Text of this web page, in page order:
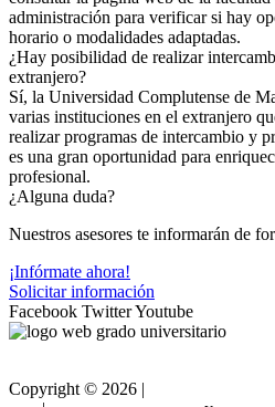
administración para verificar si hay
horario o modalidades adaptadas.
¿Hay posibilidad de realizar
extranjero?
Sí, la Universidad Complutense de
varias instituciones en el extranjero
realizar programas de intercambio y
es una gran oportunidad para
profesional.
¿Alguna duda?
Nuestros asesores te informarán de
¡Infórmate ahora!
Solicitar información
Facebook TwitterYoutube
Copyright © 2026 |